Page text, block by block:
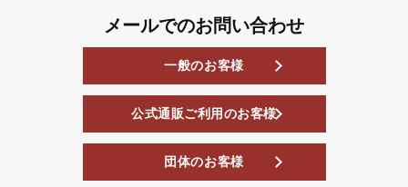
メールでのお問い合わせ
一般のお客様
公式通販ご利用のお客様
団体のお客様